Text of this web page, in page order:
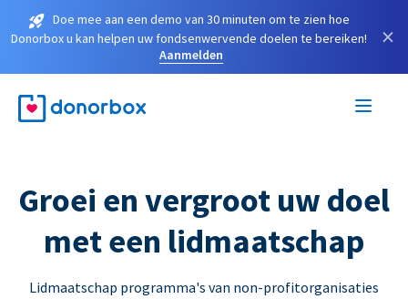
Doe mee aan een demo van 30 minuten om te zien hoe
Donorbox u kan helpen uw fondsenwervende doelen te bereiken!
Aanmelden
×
Groei en vergroot uw doel
met een lidmaatschap
Lidmaatschap programma's van non-profitorganisaties